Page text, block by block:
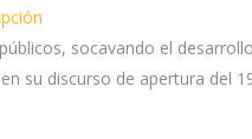
socavando el
su discurso de apertura del